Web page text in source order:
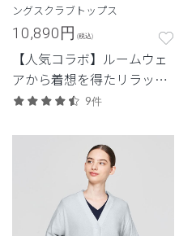
ングスクラブトップス
10,890円 (税込)
【人気コラボ】ルームウェ
アから着想を得たリラック
ス感のあるデザイン。
9件